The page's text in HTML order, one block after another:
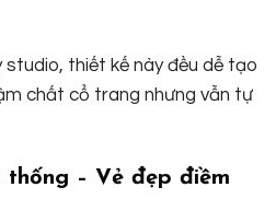
studio, thiết kế này đều dễ tạo
chất cổ trang nhưng vẫn tự
thống – Vẻ đẹp điềm